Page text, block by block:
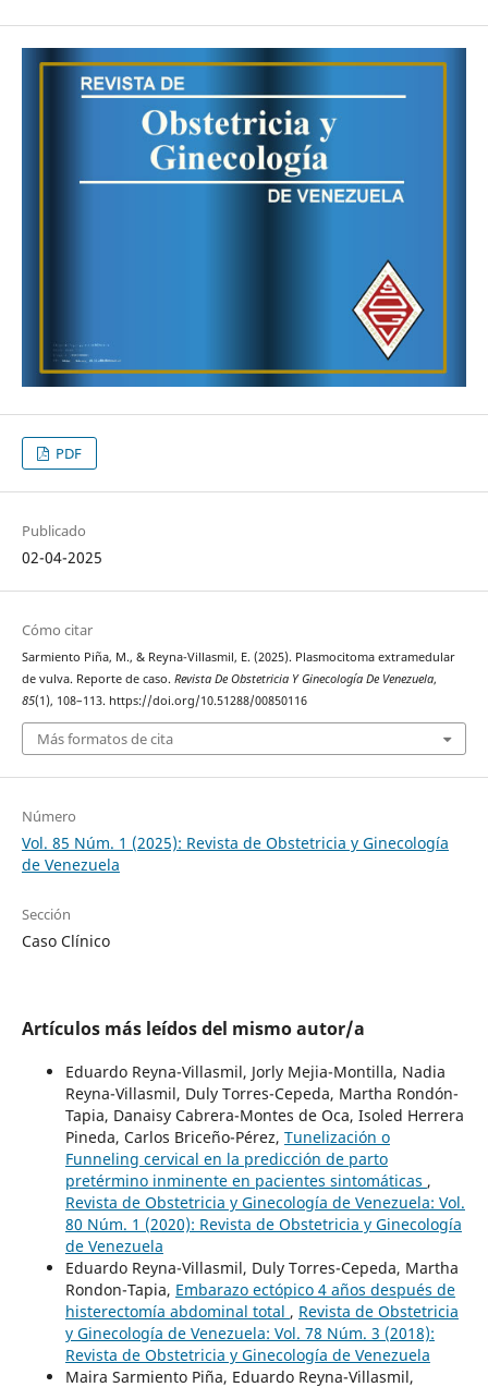
PDF
Publicado
02-04-2025
Cómo citar
Sarmiento Piña, M., & Reyna-Villasmil, E. (2025). Plasmocitoma extramedular
de vulva. Reporte de caso. Revista De Obstetricia Y Ginecología De Venezuela,
85(1), 108–113. https://doi.org/10.51288/00850116
Más formatos de cita
Número
Vol. 85 Núm. 1 (2025): Revista de Obstetricia y Ginecología
de Venezuela
Sección
Caso Clínico
Artículos más leídos del mismo autor/a
Eduardo Reyna-Villasmil, Jorly Mejia-Montilla, Nadia
Reyna-Villasmil, Duly Torres-Cepeda, Martha Rondón-
Tapia, Danaisy Cabrera-Montes de Oca, Isoled Herrera
Pineda, Carlos Briceño-Pérez, Tunelización o
Funneling cervical en la predicción de parto
pretérmino inminente en pacientes sintomáticas ,
Revista de Obstetricia y Ginecología de Venezuela: Vol.
80 Núm. 1 (2020): Revista de Obstetricia y Ginecología
de Venezuela
Eduardo Reyna-Villasmil, Duly Torres-Cepeda, Martha
Rondon-Tapia, Embarazo ectópico 4 años después de
histerectomía abdominal total , Revista de Obstetricia
y Ginecología de Venezuela: Vol. 78 Núm. 3 (2018):
Revista de Obstetricia y Ginecología de Venezuela
Maira Sarmiento Piña, Eduardo Reyna-Villasmil,